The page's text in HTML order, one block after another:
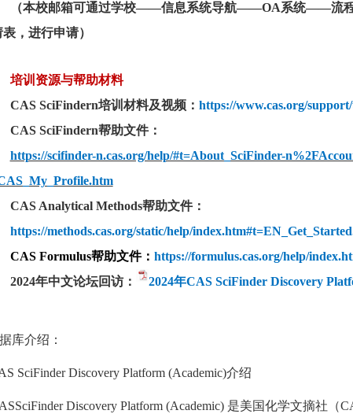
（本校邮箱可通过学校——信息系统导航——OA系统——流
表，进行申请）
培训资源与帮助材料
CAS SciFindern培训材料及视频： https://www.cas.org/
CAS SciFindern帮助文件：
https://scifinder-n.cas.org/help/#t=About_SciFinder-
CAS Analytical Methods帮助文件：
https://methods.cas.org/static/help/
CAS Formulus帮助文件： https://formulus.cas.org/help/
2024年中文论坛回访： 2024年CAS SciFinder Discovery
库介绍：
SciFinder Discovery Platform (Academic)介绍
Discovery Platform (Academic) 是美国化学文摘社